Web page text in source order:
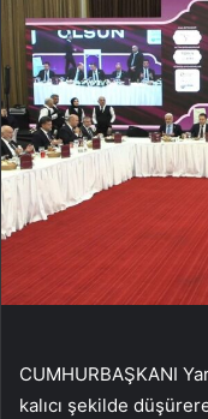
CUMHURBAŞKANI
kalıcı şekilde